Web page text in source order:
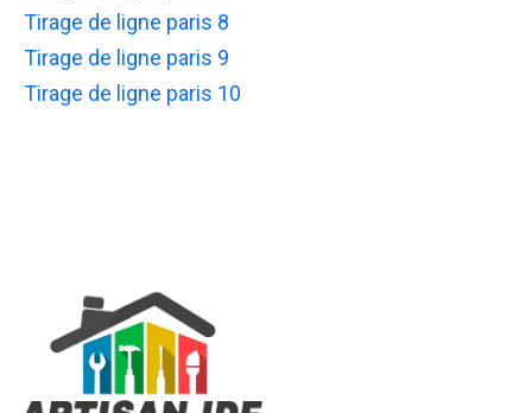
Tirage de ligne paris 8
Tirage de ligne paris 9
Tirage de ligne paris 10